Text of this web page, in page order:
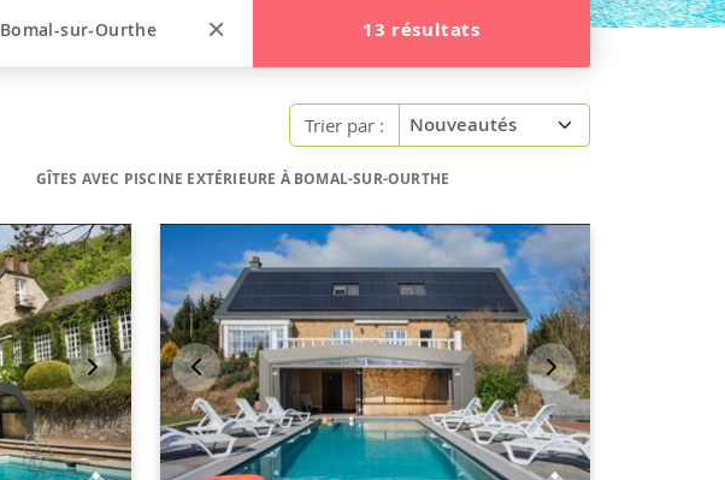
Bomal-sur-Ourthe 13 résultats
Trier par :
GÎTES AVEC PISCINE EXTÉRIEURE À BOMAL-SUR-OURTHE